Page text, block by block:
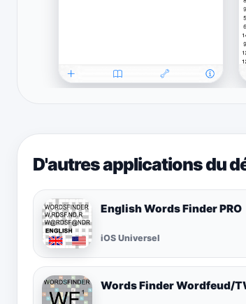
D'autres applications du
English Words Finder PRO
iOS Universel
Words Finder Wordfeud/